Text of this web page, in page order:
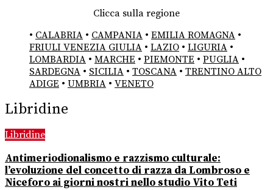
Clicca sulla regione
• CALABRIA • CAMPANIA • EMILIA ROMAGNA •
FRIULI VENEZIA GIULIA • LAZIO • LIGURIA •
LOMBARDIA • MARCHE • PIEMONTE • PUGLIA •
SARDEGNA • SICILIA • TOSCANA • TRENTINO ALTO
ADIGE • UMBRIA • VENETO
Libridine
Libridine
Antimeriodionalismo e razzismo culturale:
l’evoluzione del concetto di razza da Lombroso e
Niceforo ai giorni nostri nello studio Vito Teti